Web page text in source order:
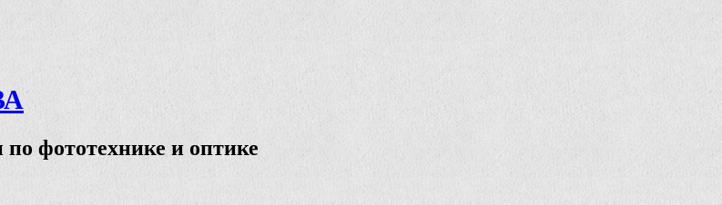
фототехнике и оптике